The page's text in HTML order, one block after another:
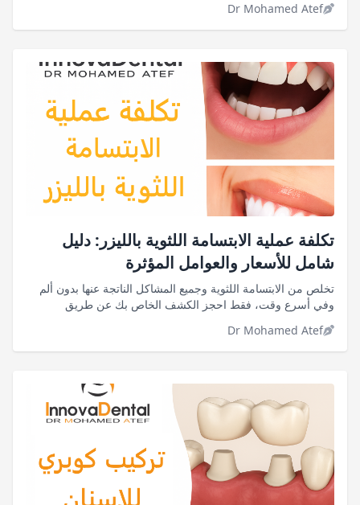
Dr Mohamed Atef
تكلفة عملية الابتسامة اللثوية بالليزر: دليل
شامل للأسعار والعوامل المؤثرة
تخلص من الابتسامة اللثوية وجميع المشاكل الناتجة عنها بدون ألم
وفي أسرع وقت، فقط احجز الكشف الخاص بك عن طريق
Dr Mohamed Atef